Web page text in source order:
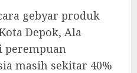
gebyar produk
Depok, Ala
perempuan
masih sekitar 40%